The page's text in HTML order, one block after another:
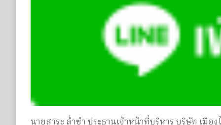
นายสาระ ล่ำซำ ประธานเจ้าหน้าที่บริหาร บริษัท เมื